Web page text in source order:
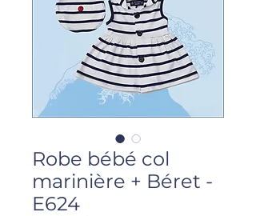
Robe bébé col
marinière + Béret -
E624